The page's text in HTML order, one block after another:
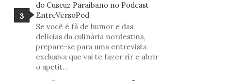
do Cuscuz Paraibano no Podcast
EntreVersoPod
Se você é fã de humor e das
delícias da culinária nordestina,
prepare-se para uma entrevista
exclusiva que vai te fazer rir e abrir
o apetit...